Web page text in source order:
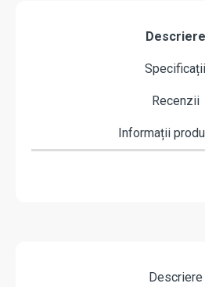
Descriere
Specificații
Recenzii
Informații
Descriere